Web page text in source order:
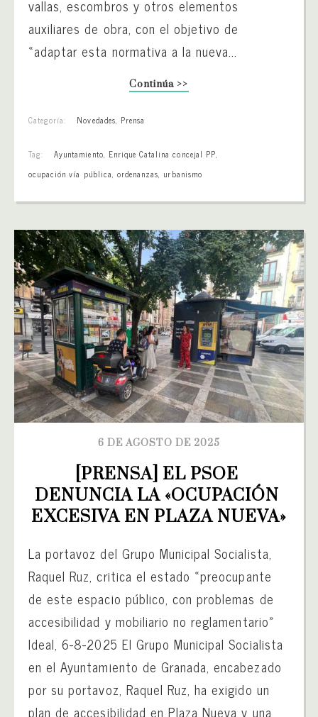
vallas, escombros y otros elementos
auxiliares de obra, con el objetivo de
«adaptar esta normativa a la nueva...
Continúa >>
Categoría: Novedades, Prensa
Tag: Ayuntamiento, Enrique Catalina concejal PP,
ocupación vía pública, ordenanzas, urbanismo
6 DE AGOSTO DE 2025
[PRENSA] EL PSOE
DENUNCIA LA «OCUPACIÓN
EXCESIVA EN PLAZA NUEVA»
La portavoz del Grupo Municipal Socialista,
Raquel Ruz, critica el estado «preocupante
de este espacio público, con problemas de
accesibilidad y mobiliario no reglamentario»
Ideal, 6-8-2025 El Grupo Municipal Socialista
en el Ayuntamiento de Granada, encabezado
por su portavoz, Raquel Ruz, ha exigido un
plan de accesibilidad en Plaza Nueva y una